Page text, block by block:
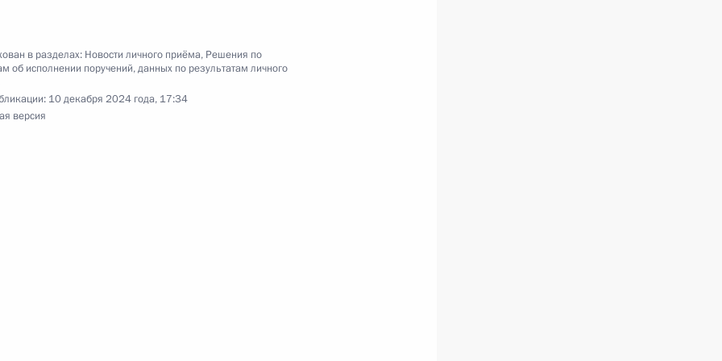
личного приёма, проведённого
Федерации начальником Главного
Федерации по Москве Кириллом
Федерации по приёму граждан
в разделах: Новости личного приёма, Решения по
об исполнении поручений, данных по результатам личного
10 декабря 2024 года, 17:34
версия